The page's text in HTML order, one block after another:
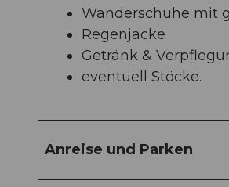
Wanderschuhe mit
Regenjacke
Getränk &
eventuell Stöcke.
Anreise und Parken